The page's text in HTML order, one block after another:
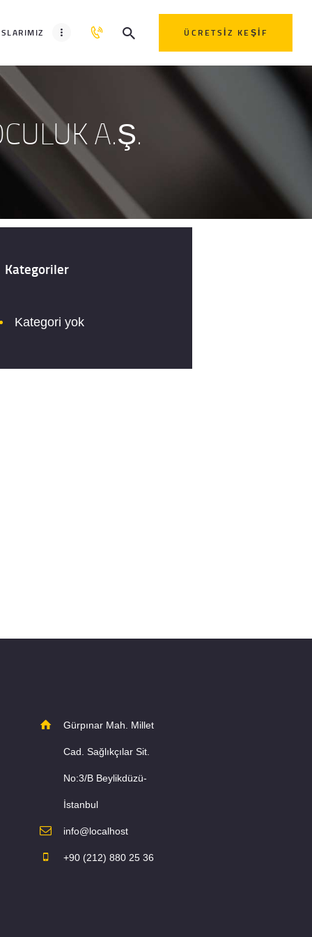
ÜCRETSIZ KEŞIF
A.Ş.
Kategoriler
Kategori yok
Gürpınar Mah. Millet
Cad. Sağlıkçılar Sit.
No:3/B Beylikdüzü-
İstanbul
info@localhost
+90 (212) 880 25 36